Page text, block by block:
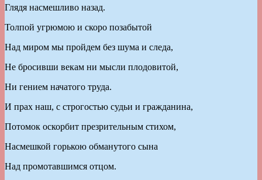
Глядя насмешливо назад.
Толпой угрюмою и скоро позабытой
Над миром мы пройдем без шума и следа,
Не бросивши векам ни мысли плодовитой,
Ни гением начатого труда.
И прах наш, с строгостью судьи и гражданина,
Потомок оскорбит презрительным стихом,
Насмешкой горькою обманутого сына
Над промотавшимся отцом.